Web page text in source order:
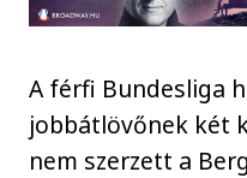
A férfi Bundesliga
jobbátlövőnek két
nem szerzett a